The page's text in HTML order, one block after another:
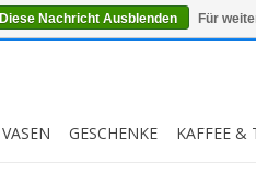
0
VASEN GESCHENKE KAFFEE &
Diese Nachricht Ausblenden Für